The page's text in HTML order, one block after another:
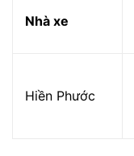
Nhà xe
Hiền Phước